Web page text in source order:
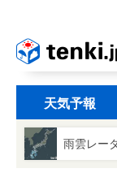
天気予報
雨雲レー